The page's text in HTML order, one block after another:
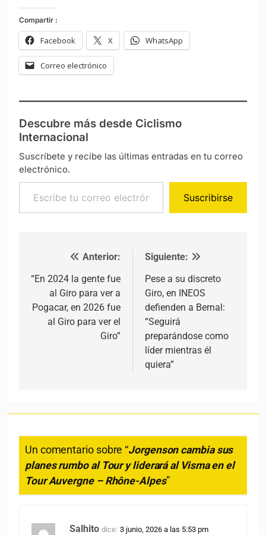
Compartir :
Facebook X WhatsApp
Correo electrónico
Descubre más desde Ciclismo
Internacional
Suscríbete y recibe las últimas entradas en tu correo
electrónico.
Escribe tu correo electrónico…
Suscribirse
Navegación de entradas
Anterior:
“En 2024 la gente fue
al Giro para ver a
Pogacar, en 2026 fue
al Giro para ver el
Giro”
Siguiente:
Pese a su discreto
Giro, en INEOS
defienden a Bernal:
“Seguirá
preparándose como
líder mientras él
quiera”
Un comentario sobre “Jorgenson cambia sus
planes rumbo al Tour y liderará al Visma en el
Tour Auvergne – Rhône-Alpes”
Salhito dice: 3 junio, 2026 a las 5:53 pm